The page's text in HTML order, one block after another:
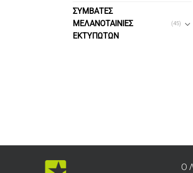
ΣΥΜΒΑΤΕΣ
ΜΕΛΑΝΟΤΑΙΝΙΕΣ
ΕΚΤΥΠΩΤΩΝ
(45)
Ο